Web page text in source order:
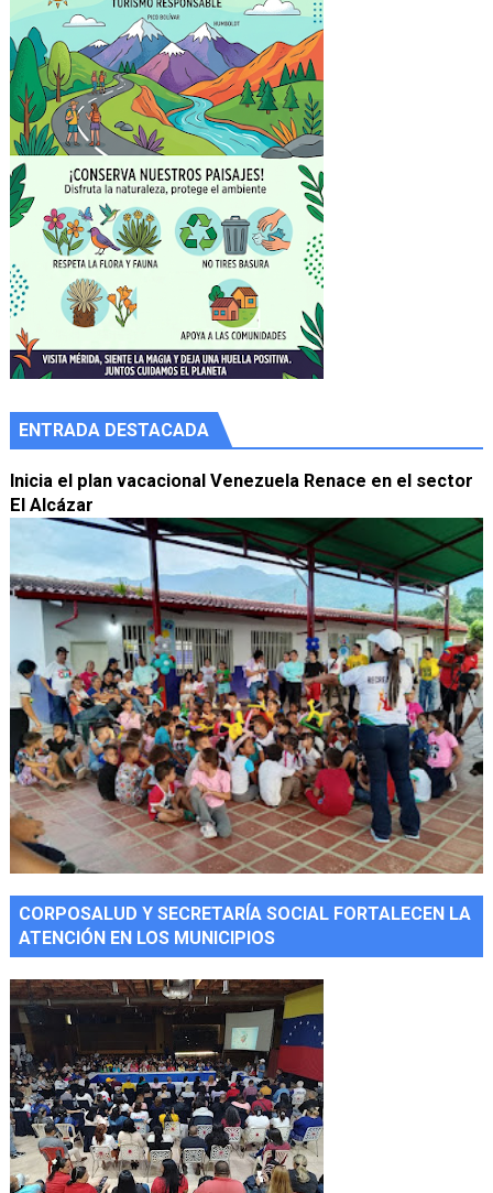
ENTRADA DESTACADA
Inicia el plan vacacional Venezuela Renace en el sector
El Alcázar
CORPOSALUD Y SECRETARÍA SOCIAL FORTALECEN LA
ATENCIÓN EN LOS MUNICIPIOS